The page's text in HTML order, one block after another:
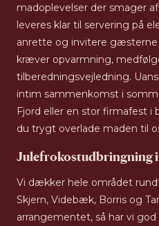
madoplevelser der smager
leveres klar til servering på
anrette og invitere gæsterne
kræver opvarmning,
tilberedningsvejledning.
intim sammenkomst i
Fjord eller en stor firmafest i
du trygt overlade maden til
Julefrokostudbringning
Vi dækker hele området
Skjern, Videbæk, Borris og
arrangementet, så har vi